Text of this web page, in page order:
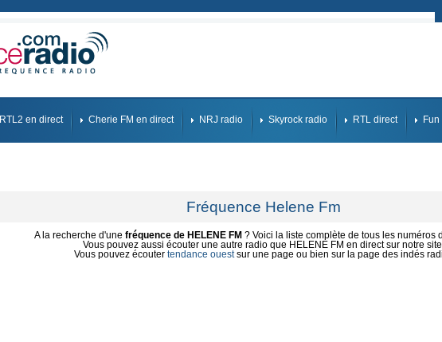
RTL2 en direct Cherie FM en direct NRJ radio Skyrock radio RTL direct
Fréquence Helene Fm
A la recherche d'une fréquence de HELENE FM ? Voici la liste complète de tous les numéros
Vous pouvez aussi écouter une autre radio que HELENE FM en direct sur notre
Vous pouvez écouter tendance ouestsur une page ou bien sur la page des indés